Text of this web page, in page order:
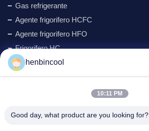
Gas refrigerante
Agente frigorifero HCFC
Agente frigorifero HFO
Frigorifero HC
Ciclopentano refrigerante
Gas MAPP
parti di refrigerazione
henbincool
10:11 PM
Good day, what product are you looking for?